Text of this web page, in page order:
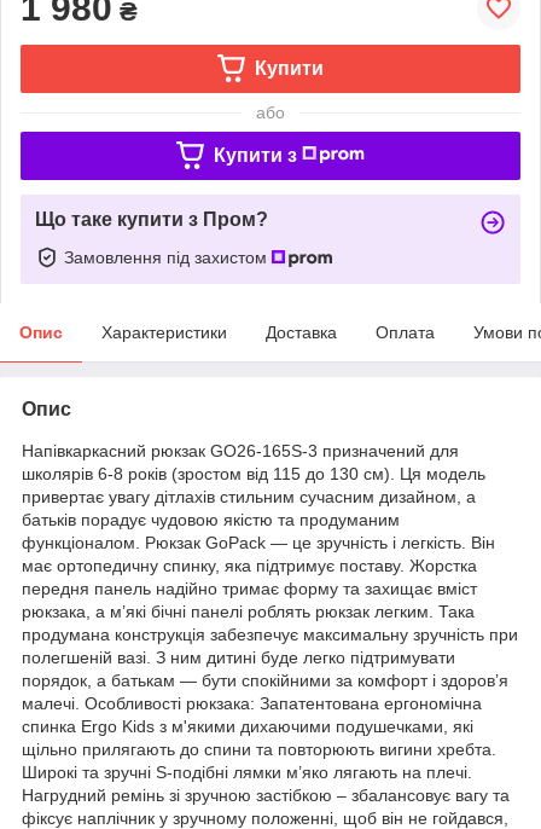
₴
Купити
або
Купити з
Що таке купити з Пром?
Замовлення під захистом
Опис Характеристики Доставка Оплата Умови
Опис
Напівкаркасний рюкзак GO26-165S-3 призначений для
школярів 6-8 років (зростом від 115 до 130 см). Ця модель
привертає увагу дітлахів стильним сучасним дизайном, а
батьків порадує чудовою якістю та продуманим
функціоналом. Рюкзак GoPack — це зручність і легкість. Він
має ортопедичну спинку, яка підтримує поставу. Жорстка
передня панель надійно тримає форму та захищає вміст
рюкзака, а м’які бічні панелі роблять рюкзак легким. Така
продумана конструкція забезпечує максимальну зручність при
полегшеній вазі. З ним дитині буде легко підтримувати
порядок, а батькам — бути спокійними за комфорт і здоров’я
малечі. Особливості рюкзака: Запатентована ергономічна
спинка Ergo Kids з м'якими дихаючими подушечками, які
щільно прилягають до спини та повторюють вигини хребта.
Широкі та зручні S-подібні лямки м’яко лягають на плечі.
Нагрудний ремінь зі зручною застібкою – збалансовує вагу та
фіксує наплічник у зручному положенні, щоб він не гойдався,